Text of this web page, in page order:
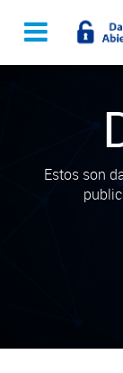
Estos son